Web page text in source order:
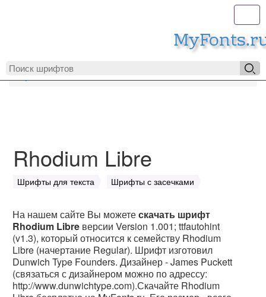
MyFonts.ru
Rhodium Libre
Шрифты для текста Шрифты с засечками
На нашем сайте Вы можетескачать шрифт
Rhodium Libre версии Version 1.001; ttfautohint
(v1.3), который относится к семейству Rhodium
Libre (начертание Regular). Шрифт изготовил
Dunwich Type Founders. Дизайнер - James Puckett
(связаться с дизайнером можно по адрессу:
http://www.dunwichtype.com).Скачайте Rhodium